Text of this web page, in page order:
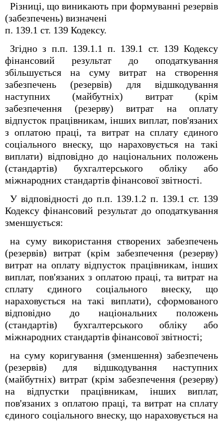
Різниці, що виникають при формуванні резервів
(забезпечень) визначені
п. 139.1 ст. 139 Кодексу.
Згідно з п.п. 139.1.1 п. 139.1 ст. 139 Кодексу
фінансовий результат до оподаткування
збільшується на суму витрат на створення
забезпечень (резервів) для відшкодування
наступних (майбутніх) витрат (крім
забезпечення (резерву) витрат на оплату
відпусток працівникам, інших виплат, пов'язаних
з оплатою праці, та витрат на сплату єдиного
соціального внеску, що нараховується на такі
виплати) відповідно до національних положень
(стандартів) бухгалтерського обліку або
міжнародних стандартів фінансової звітності.
У відповідності до п.п. 139.1.2 п. 139.1 ст. 139
Кодексу фінансовий результат до оподаткування
зменшується:
на суму використання створених забезпечень
(резервів) витрат (крім забезпечення (резерву)
витрат на оплату відпусток працівникам, інших
виплат, пов'язаних з оплатою праці, та витрат на
сплату єдиного соціального внеску, що
нараховується на такі виплати), сформованого
відповідно до національних положень
(стандартів) бухгалтерського обліку або
міжнародних стандартів фінансової звітності;
на суму коригування (зменшення) забезпечень
(резервів) для відшкодування наступних
(майбутніх) витрат (крім забезпечення (резерву)
на відпустки працівникам, інших виплат,
пов'язаних з оплатою праці, та витрат на сплату
єдиного соціального внеску, що нараховується на